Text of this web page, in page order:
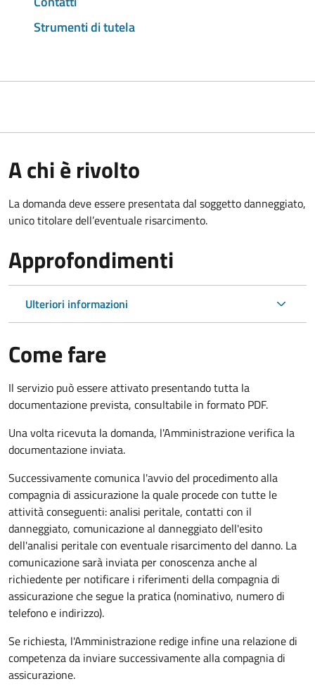
Strumenti di tutela
A chi è rivolto
La domanda deve essere presentata dal soggetto danneggiato,
unico titolare dell’eventuale risarcimento.
Approfondimenti
Ulteriori informazioni
Come fare
Il servizio può essere attivato presentando tutta la
documentazione prevista, consultabile in formato PDF.
Una volta ricevuta la domanda, l'Amministrazione verifica la
documentazione inviata.
Successivamente comunica l'avvio del procedimento alla
compagnia di assicurazione la quale procede con tutte le
attività conseguenti: analisi peritale, contatti con il
danneggiato, comunicazione al danneggiato dell'esito
dell'analisi peritale con eventuale risarcimento del danno. La
comunicazione sarà inviata per conoscenza anche al
richiedente per notificare i riferimenti della compagnia di
assicurazione che segue la pratica (nominativo, numero di
telefono e indirizzo).
Se richiesta, l'Amministrazione redige infine una relazione di
competenza da inviare successivamente alla compagnia di
assicurazione.